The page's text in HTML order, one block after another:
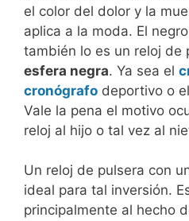
el color del dolor y la
aplica a la moda. El
también lo es un reloj de
esfera negra. Ya sea el
cronógrafo deportivo o
Vale la pena el motivo
reloj al hijo o tal vez al
Un reloj de pulsera con
ideal para tal inversión.
principalmente al hecho